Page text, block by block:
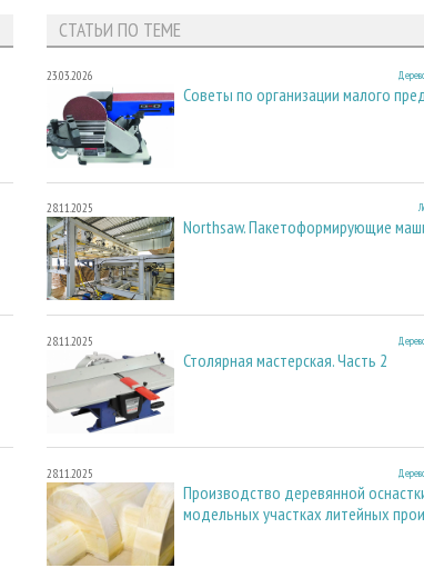
СТАТЬИ ПО ТЕМЕ
23.03.2026
Советы по организации малого
28.11.2025
Northsaw. Пакетоформирующие
28.11.2025
Столярная мастерская. Часть 2
28.11.2025
Производство деревянной
модельных участках литейных